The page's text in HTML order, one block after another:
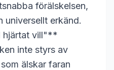
förälskelsen,
universellt erkänd.
hjärtat vill"**
inte styrs av
älskar faran